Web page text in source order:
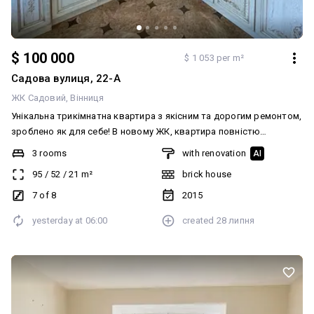
$ 100 000 $ 1 053 per m²
Садова вулиця, 22-А
ЖК Садовий Вінниця
Унікальна трикімнатна квартира з якісним та дорогим ремонтом,
зроблено як для себе! В новому ЖК, квартира повністю
облаштована та готова до заселення! У квартирі є Автономне
газове опалення! що дає змогу не тільки економити на
комунальних платежах, але і бути більш автономним! Квартира
дворівнева, якісні та зручні ясенові сходи. Затишний та тихий
3 rooms
95 / 52 / 21 m²
7 of 8
with renovation AI
brick house
2015
yesterday at 06:00 created 28 липня